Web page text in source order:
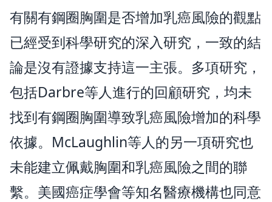
有關有鋼圈胸圍是否增加乳癌風險的觀點
已經受到科學研究的深入研究，一致的結
論是沒有證據支持這一主張。多項研究，
包括Darbre等人進行的回顧研究，均未
找到有鋼圈胸圍導致乳癌風險增加的科學
依據。McLaughlin等人的另一項研究也
未能建立佩戴胸圍和乳癌風險之間的聯
繫。美國癌症學會等知名醫療機構也同意